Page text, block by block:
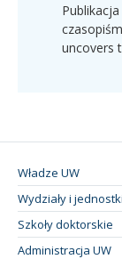
uncovers
Władze UW
Wydziały i jednostki
Szkoły doktorskie
Administracja UW